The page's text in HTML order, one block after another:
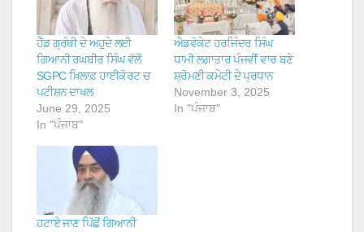
ਹੈੱਡ ਗ੍ਰੰਥੀ ਦੇ ਅਹੁਦੇ ਲਈ
ਗਿਆਨੀ ਰਘਬੀਰ ਸਿੰਘ ਵੱਲੋਂ
SGPC ਖ਼ਿਲਾਫ਼ ਹਾਈਕੋਰਟ ਚ
ਪਟੀਸ਼ਨ ਦਾਖਲ
June 29, 2025
In "ਪੰਜਾਬ"
ਐਡਵੋਕੇਟ ਹਰਜਿੰਦਰ ਸਿੰਘ
ਧਾਮੀ ਲਗਾਤਾਰ ਪੰਜਵੀਂ ਵਾਰ ਬਣੇ
ਸ਼੍ਰੋਮਣੀ ਕਮੇਟੀ ਦੇ ਪ੍ਰਧਾਨ
November 3, 2025
In "ਪੰਜਾਬ"
ਹਟਾਏ ਜਾਣ ਪਿੱਛੋਂ ਗਿਆਨੀ